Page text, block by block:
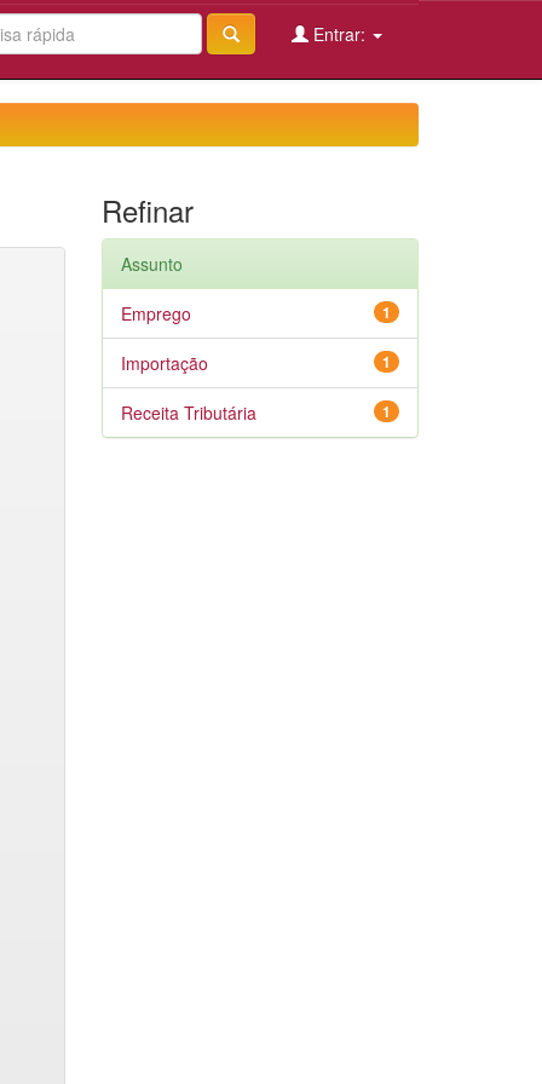
Entrar:
Refinar
Assunto
1
Emprego
1
Importação
1
Receita Tributária